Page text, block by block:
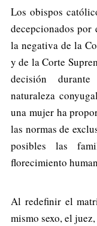
Los obispos
decepcionados
la negativa de la
y de la Corte
decisión
naturaleza
una mujer ha
las normas de
posibles las
florecimiento
Al redefinir el
mismo sexo, el